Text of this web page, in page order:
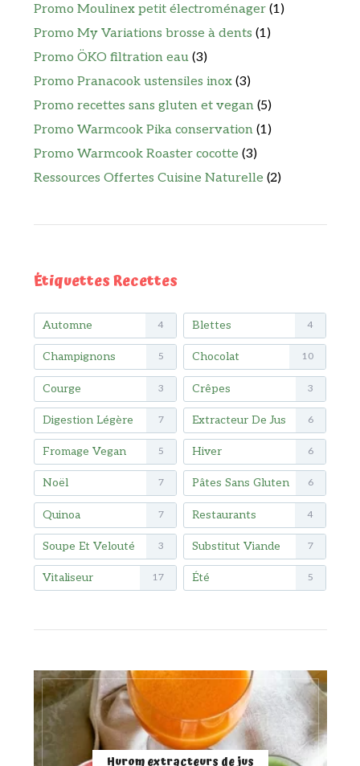
Promo Moulinex petit électroménager (1)
Promo My Variations brosse à dents (1)
Promo ÖKO filtration eau (3)
Promo Pranacook ustensiles inox (3)
Promo recettes sans gluten et vegan (5)
Promo Warmcook Pika conservation (1)
Promo Warmcook Roaster cocotte (3)
Ressources Offertes Cuisine Naturelle (2)
Étiquettes Recettes
Automne 4 Blettes 4
Champignons 5 Chocolat 10
Courge 3 Crêpes 3
Digestion Légère 7 Extracteur De Jus 6
Fromage Vegan 5 Hiver 6
Noël 7 Pâtes Sans Gluten 6
Quinoa 7 Restaurants 4
Soupe Et Velouté 3 Substitut Viande 7
Vitaliseur 17 Été 5
Hurom extracteurs de jus